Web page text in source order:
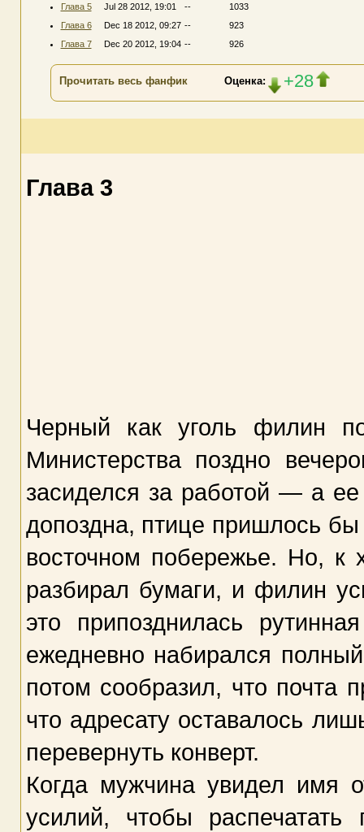
Глава 5
Jul 28 2012, 19:01 --
1033
Глава 6
Dec 18 2012, 09:27 --
923
Глава 7
Dec 20 2012, 19:04 -- 926
Прочитать весь фанфик Оценка: +28
Глава 3
Черный как уголь филин
Министерства поздно
засиделся за работой — а
допоздна, птице пришлось бы
восточном побережье. Но, к
разбирал бумаги, и филин
это припозднилась
ежедневно набирался
потом сообразил, что почта
что адресату оставалось
перевернуть конверт.
Когда мужчина увидел имя
усилий, чтобы